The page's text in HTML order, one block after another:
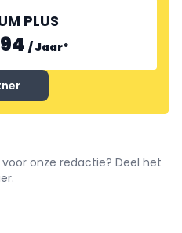
PLUS
/Jaar*
onze redactie? Deel het